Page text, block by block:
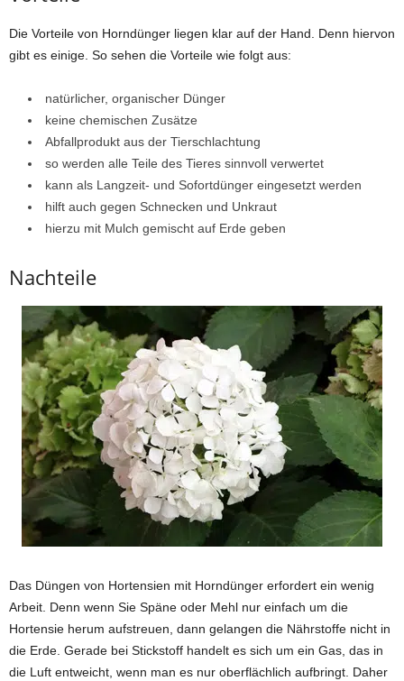
Die Vorteile von Horndünger liegen klar auf der Hand. Denn hiervon
gibt es einige. So sehen die Vorteile wie folgt aus:
natürlicher, organischer Dünger
keine chemischen Zusätze
Abfallprodukt aus der Tierschlachtung
so werden alle Teile des Tieres sinnvoll verwertet
kann als Langzeit- und Sofortdünger eingesetzt werden
hilft auch gegen Schnecken und Unkraut
hierzu mit Mulch gemischt auf Erde geben
Nachteile
Das Düngen von Hortensien mit Horndünger erfordert ein wenig
Arbeit. Denn wenn Sie Späne oder Mehl nur einfach um die
Hortensie herum aufstreuen, dann gelangen die Nährstoffe nicht in
die Erde. Gerade bei Stickstoff handelt es sich um ein Gas, das in
die Luft entweicht, wenn man es nur oberflächlich aufbringt. Daher